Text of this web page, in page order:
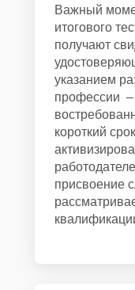
Важный
итогового
получают
указанием
профессии –
короткий
присвоение